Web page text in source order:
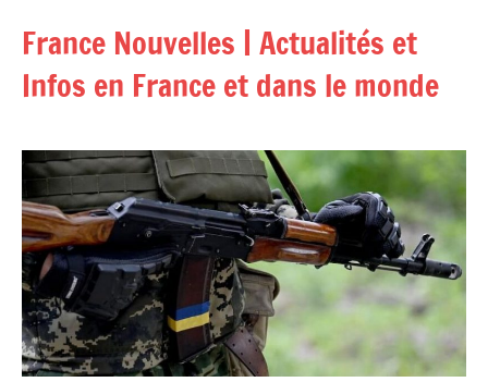
contenu
France Nouvelles | Actualités et
Infos en France et dans le monde